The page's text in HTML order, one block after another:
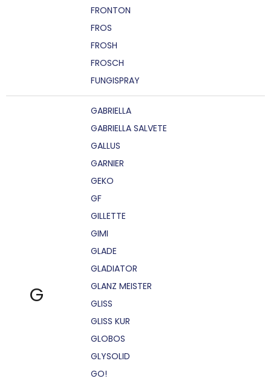
FRONTON
FROS
FROSH
FROSCH
FUNGISPRAY
G
GABRIELLA
GABRIELLA SALVETE
GALLUS
GARNIER
GEKO
GF
GILLETTE
GIMI
GLADE
GLADIATOR
GLANZ MEISTER
GLISS
GLISS KUR
GLOBOS
GLYSOLID
GO!